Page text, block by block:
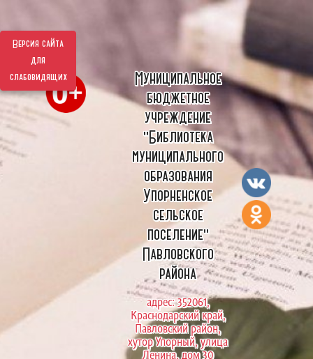
Версия сайта
для
слабовидящих
Муниципальное
бюджетное
учреждение
"Библиотека
муниципального
образования
Упорненское
сельское
поселение"
Павловского
района
адрес: 352061,
Краснодарский край,
Павловский район,
хутор Упорный, улица
Ленина, дом 30